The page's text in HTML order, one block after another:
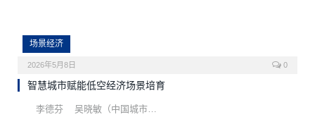
场景经济
2026年5月8日 0
智慧城市赋能低空经济场景培育
李德芬 吴晓敏（中国城市…